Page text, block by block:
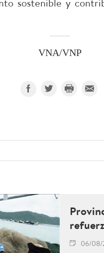
sostenible y
VNA/VNP
06/